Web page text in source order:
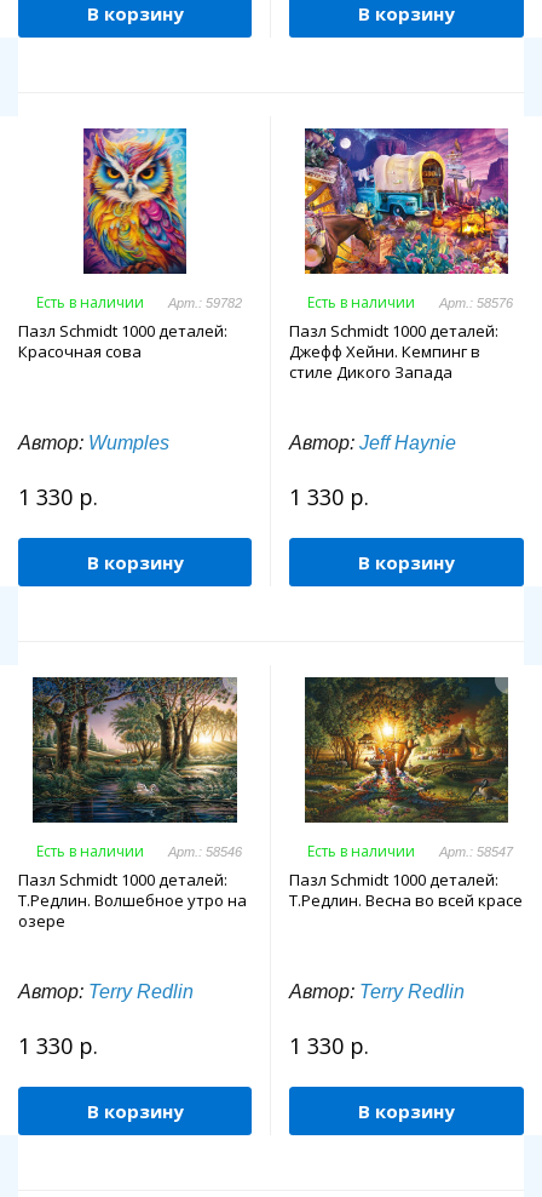
В корзину В корзину
Есть в наличии Арт.: 59782
Пазл Schmidt 1000 деталей:
Красочная сова
Автор: Wumples
1 330 р.
В корзину
Есть в наличии Арт.: 58576
Пазл Schmidt 1000 деталей:
Джефф Хейни. Кемпинг в
стиле Дикого Запада
Автор: Jeff Haynie
1 330 р.
В корзину
Есть в наличии Арт.: 58546
Пазл Schmidt 1000 деталей:
Т.Редлин. Волшебное утро на
озере
Автор: Terry Redlin
1 330 р.
В корзину
Есть в наличии Арт.: 58547
Пазл Schmidt 1000 деталей:
Т.Редлин. Весна во всей красе
Автор: Terry Redlin
1 330 р.
В корзину